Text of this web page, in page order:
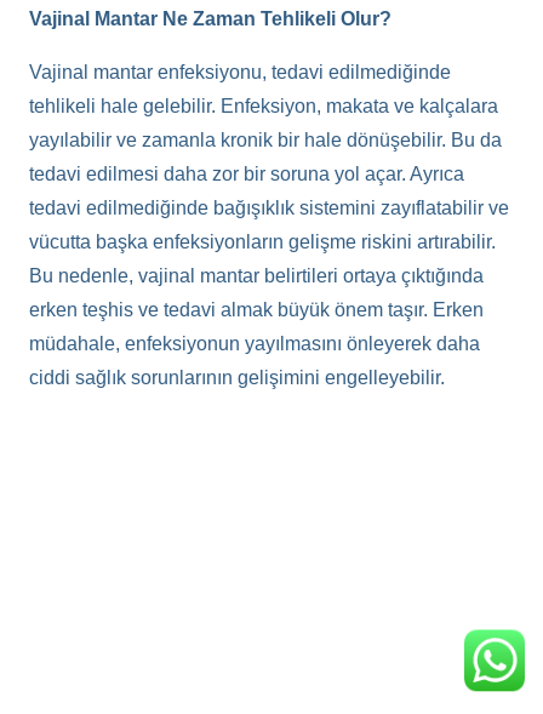
Vajinal Mantar Ne Zaman Tehlikeli Olur?
Vajinal mantar enfeksiyonu, tedavi edilmediğinde
tehlikeli hale gelebilir. Enfeksiyon, makata ve kalçalara
yayılabilir ve zamanla kronik bir hale dönüşebilir. Bu da
tedavi edilmesi daha zor bir soruna yol açar. Ayrıca
tedavi edilmediğinde bağışıklık sistemini zayıflatabilir ve
vücutta başka enfeksiyonların gelişme riskini artırabilir.
Bu nedenle, vajinal mantar belirtileri ortaya çıktığında
erken teşhis ve tedavi almak büyük önem taşır. Erken
müdahale, enfeksiyonun yayılmasını önleyerek daha
ciddi sağlık sorunlarının gelişimini engelleyebilir.